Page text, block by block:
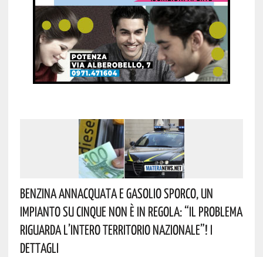
Benzina Annacquata E Gasolio Sporco, Un
Impianto Su Cinque Non È In Regola: “il Problema
Riguarda L’intero Territorio Nazionale”! I
Dettagli